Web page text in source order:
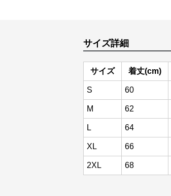
サイズ詳細
サイズ 着丈(cm)
S 60
M 62
L 64
XL 66
2XL 68